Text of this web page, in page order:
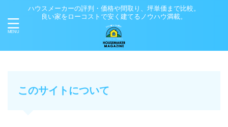
ハウスメーカーの評判・価格や間取り、坪単価まで比較。
良い家をローコストで安く建てるノウハウ満載。
このサイトについて